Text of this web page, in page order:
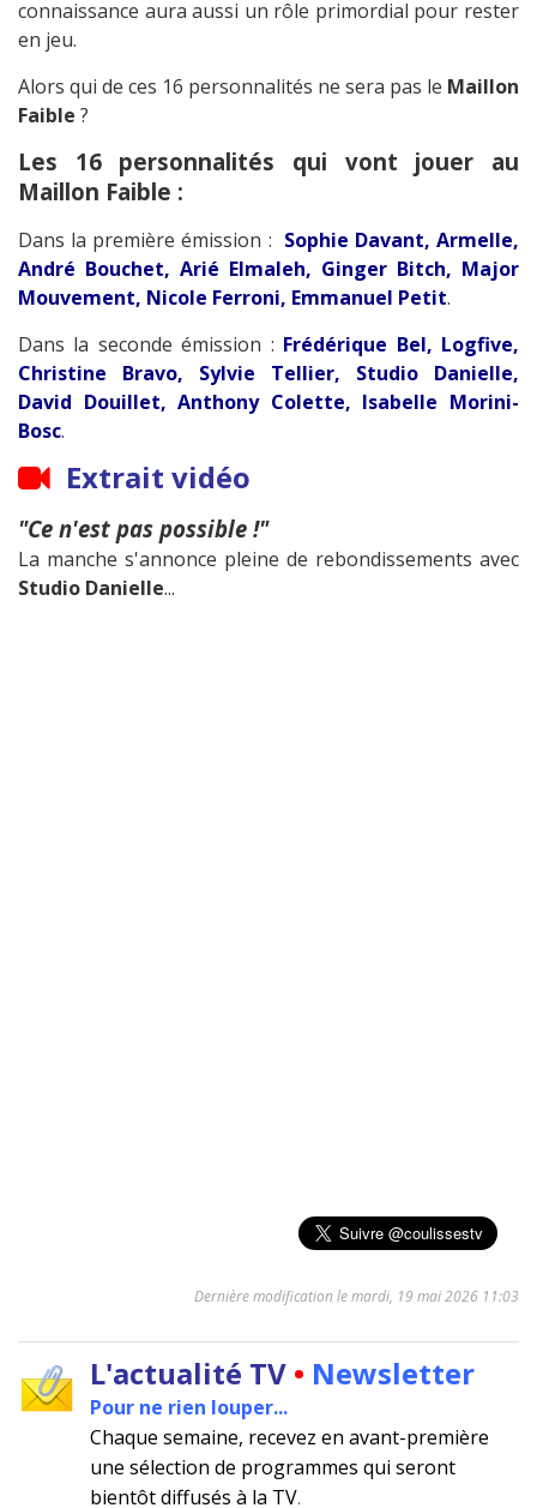
connaissance aura aussi un rôle primordial pour rester
en jeu.
Alors qui de ces 16 personnalités ne sera pas le Maillon
Faible ?
Les 16 personnalités qui vont jouer au
Maillon Faible :
Dans la première émission : Sophie Davant, Armelle,
André Bouchet, Arié Elmaleh, Ginger Bitch, Major
Mouvement, Nicole Ferroni, Emmanuel Petit.
Dans la seconde émission : Frédérique Bel, Logfive,
Christine Bravo, Sylvie Tellier, Studio Danielle,
David Douillet, Anthony Colette, Isabelle Morini-
Bosc.
Extrait vidéo
"Ce n'est pas possible !"
La manche s'annonce pleine de rebondissements avec
Studio Danielle...
Dernière modification le mardi, 19 mai 2026 11:03
L'actualité TV • Newsletter
Pour ne rien louper...
Chaque semaine, recevez en avant-première
une sélection de programmes qui seront
bientôt diffusés à la TV.